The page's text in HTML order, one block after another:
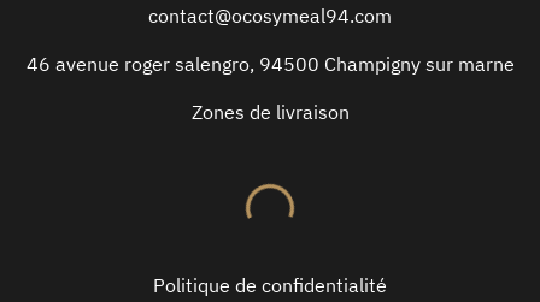
contact@ocosymeal94.com
46 avenue roger salengro, 94500 Champigny sur marne
Zones de livraison
Politique de confidentialité